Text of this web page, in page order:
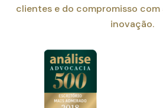
clientes e do compromisso com
inovação.